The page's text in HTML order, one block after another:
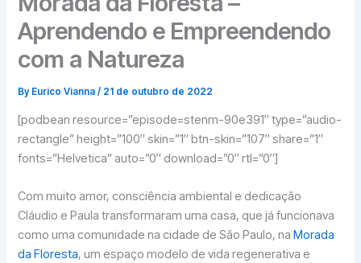
Aprendendo e Empreendendo
com a Natureza
By Eurico Vianna/ 21 de outubro de 2022
[podbean resource=”episode=stenm-90e391″ type=”audio-
rectangle” height=”100″ skin=”1″ btn-skin=”107″ share=”1″
fonts=”Helvetica” auto=”0″ download=”0″ rtl=”0″]
Com muito amor, consciência ambiental e dedicação
Cláudio e Paula transformaram uma casa, que já funcionava
como uma comunidade na cidade de São Paulo, na Morada
da Floresta, um espaço modelo de vida regenerativa e